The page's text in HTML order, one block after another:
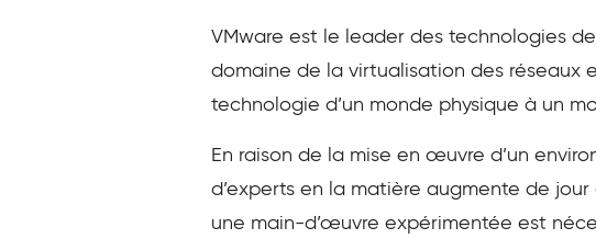
VMware est le leader des technologies
domaine de la virtualisation des réseaux
technologie d’un monde physique à un
En raison de la mise en œuvre d’un
d’experts en la matière augmente de
une main-d’œuvre expérimentée est